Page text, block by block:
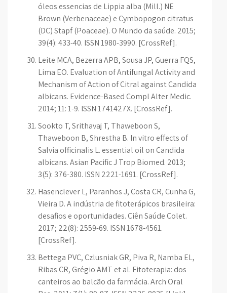
óleos essencias de Lippia alba (Mill.) NE
Brown (Verbenaceae) e Cymbopogon citratus
(DC) Stapf (Poaceae). O Mundo da saúde. 2015;
39(4): 433-40. ISSN 1980-3990. [CrossRef].
Leite MCA, Bezerra APB, Sousa JP, Guerra FQS,
Lima EO. Evaluation of Antifungal Activity and
Mechanism of Action of Citral against Candida
albicans. Evidence-Based Compl Alter Medic.
2014; 11: 1-9. ISSN 1741427X. [CrossRef].
Sookto T, Srithavaj T, Thaweboon S,
Thaweboon B, Shrestha B. In vitro effects of
Salvia officinalis L. essential oil on Candida
albicans. Asian Pacific J Trop Biomed. 2013;
3(5): 376-380. ISSN 2221-1691. [CrossRef].
Hasenclever L, Paranhos J, Costa CR, Cunha G,
Vieira D. A indústria de fitoterápicos brasileira:
desafios e oportunidades. Ciên Saúde Colet.
2017; 22(8): 2559-69. ISSN 1678-4561.
[CrossRef].
Bettega PVC, Czlusniak GR, Piva R, Namba EL,
Ribas CR, Grégio AMT et al. Fitoterapia: dos
canteiros ao balcão da farmácia. Arch Oral